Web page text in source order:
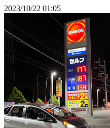
2023/10/22 01:05